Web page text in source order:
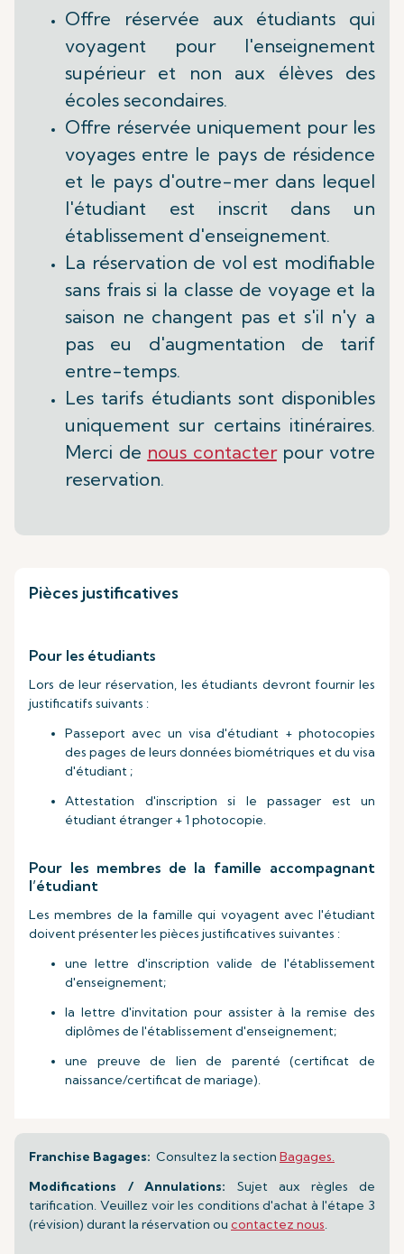
Offre réservée aux étudiants qui
voyagent pour l'enseignement
supérieur et non aux élèves des
écoles secondaires.
Offre réservée uniquement pour les
voyages entre le pays de résidence
et le pays d'outre-mer dans lequel
l'étudiant est inscrit dans un
établissement d'enseignement.
La réservation de vol est modifiable
sans frais si la classe de voyage et la
saison ne changent pas et s'il n'y a
pas eu d'augmentation de tarif
entre-temps.
Les tarifs étudiants sont disponibles
uniquement sur certains itinéraires.
Merci de nous contacterpour votre
reservation.
Pièces justificatives
Pour les étudiants
Lors de leur réservation, les étudiants devront fournir les
justificatifs suivants :
Passeport avec un visa d'étudiant + photocopies
des pages de leurs données biométriques et du visa
d'étudiant ;
Attestation d'inscription si le passager est un
étudiant étranger + 1 photocopie.
Pour les membres de la famille accompagnant
l’étudiant
Les membres de la famille qui voyagent avec l'étudiant
doivent présenter les pièces justificatives suivantes :
une lettre d'inscription valide de l'établissement
d'enseignement;
la lettre d'invitation pour assister à la remise des
diplômes de l'établissement d'enseignement;
une preuve de lien de parenté (certificat de
naissance/certificat de mariage).
Franchise Bagages: Consultez la section Bagages.
Modifications / Annulations: Sujet aux règles de
tarification. Veuillez voir les conditions d'achat à l'étape 3
(révision) durant la réservation ou contactez nous.